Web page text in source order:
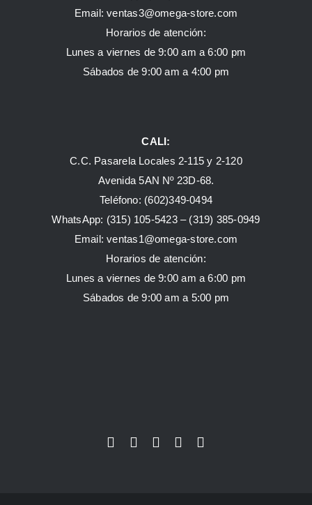
Email: ventas3@omega-store.com
Horarios de atención:
Lunes a viernes de 9:00 am a 6:00 pm
Sábados de 9:00 am a 4:00 pm
CALI:
C.C. Pasarela Locales 2-115 y 2-120
Avenida 5AN Nº 23D-68.
Teléfono: (602)349-0494
WhatsApp: (315) 105-5423 – (319) 385-0949
Email:ventas1@omega-store.com
Horarios de atención:
Lunes a viernes de 9:00 am a 6:00 pm
Sábados de 9:00 am a 5:00 pm